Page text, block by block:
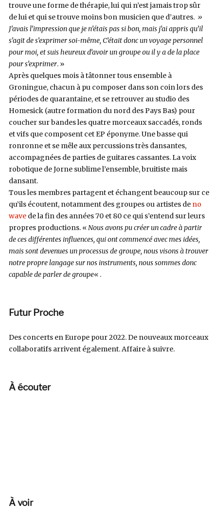
trouve une forme de thérapie, lui qui n’est jamais trop sûr
de lui et qui se trouve moins bon musicien que d’autres. »
J’avais l’impression que je n’étais pas si bon, mais j’ai appris qu’il
s’agit de s’exprimer soi-même, C’était donc un voyage personnel
pour moi, et suis heureux d’avoir un groupe ou il y a de la place
pour s’exprimer. »
Après quelques mois à tâtonner tous ensemble à
Groningue, chacun à pu composer dans son coin lors des
périodes de quarantaine, et se retrouver au studio des
Homesick (autre formation du nord des Pays Bas) pour
coucher sur bandes les quatre morceaux saccadés, ronds
et vifs que composent cet EP éponyme. Une basse qui
ronronne et se mêle aux percussions très dansantes,
accompagnées de parties de guitares cassantes. La voix
robotique de Jorne sublime l’ensemble, bruitiste mais
dansant.
Tous les membres partagent et échangent beaucoup sur ce
qu’ils écoutent, notamment des groupes ou artistes de no
wavede la fin des années 70 et 80 ce qui s’entend sur leurs
propres productions. « Nous avons pu créer un cadre à partir
de ces différentes influences, qui ont commencé avec mes idées,
mais sont devenues un processus de groupe, nous visons à trouver
notre propre langage sur nos instruments, nous sommes donc
capable de parler de groupe« .
Futur Proche
Des concerts en Europe pour 2022. De nouveaux morceaux
collaboratifs arrivent également. Affaire à suivre.
À écouter
À voir